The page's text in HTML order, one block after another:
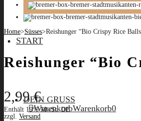
START
DEIN GRUSS
WarenkorbWarenkorb0
Home>Süsses>Reishunger “Bio Crispy Rice
Reishunger “Bio
2,99€
Enthält 19% MwSt. DE
zzgl. Versand